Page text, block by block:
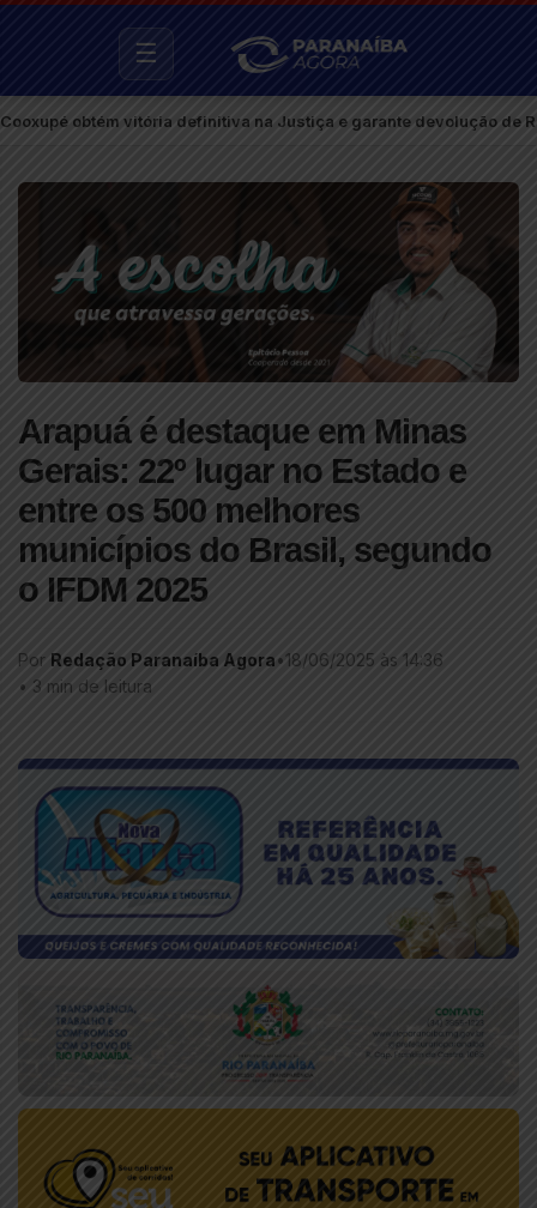
☰
vitória definitiva na Justiça e garante devolução de R$ 622
Arapuá é destaque em Minas
Gerais: 22º lugar no Estado e
entre os 500 melhores
municípios do Brasil, segundo
o IFDM 2025
Por Redação Paranaíba Agora•18/06/2025 às 14:36
• 3 min de leitura